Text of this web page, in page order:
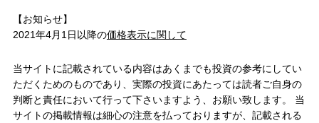
【お知らせ】
2021年4月1日以降の価格表示に関して
当サイトに記載されている内容はあくまでも投資の参考にしてい
ただくためのものであり、実際の投資にあたっては読者ご自身の
判断と責任において行って下さいますよう、お願い致します。 当
サイトの掲載情報は細心の注意を払っておりますが、記載される